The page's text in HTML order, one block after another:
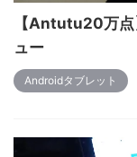
【Antutu20万
ュー
Androidタブレット